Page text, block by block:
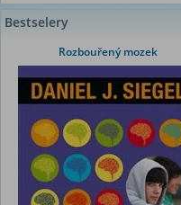
Bestselery
Rozbouřený mozek